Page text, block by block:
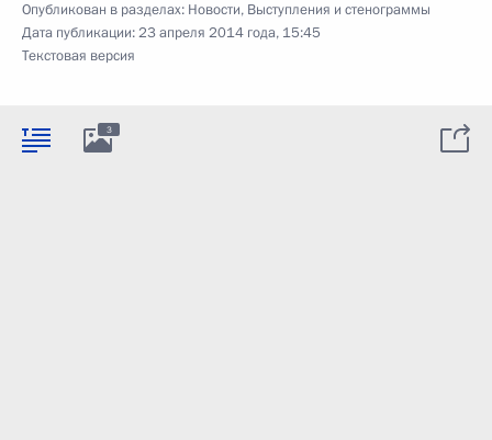
Опубликован в разделах: Новости, Выступления и стенограммы
Дата публикации:23 апреля 2014 года, 15:45
Текстовая версия
3